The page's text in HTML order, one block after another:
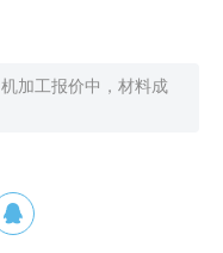
机加工报价中，材料成
